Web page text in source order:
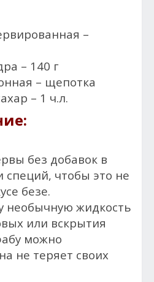
–
– 140 г
– щепотка
– 1 ч.л.
без добавок в
специй, чтобы это не
безе.
необычную жидкость
или вскрытия
можно
не теряет своих